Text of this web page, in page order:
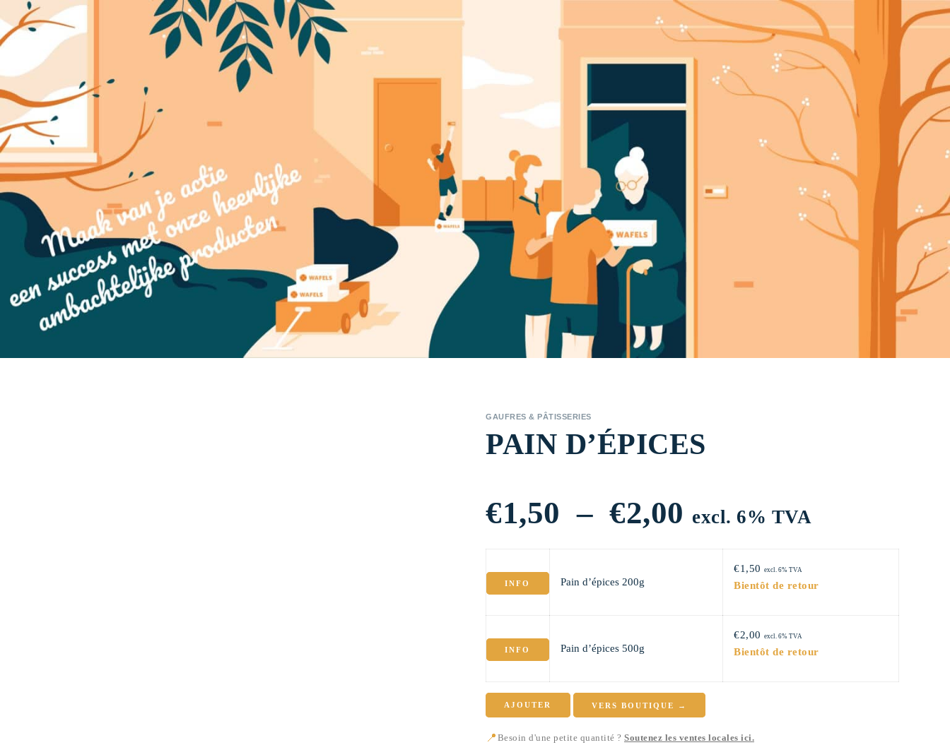
GAUFRES & PÂTISSERIES
PAIN D’ÉPICES
€1,50 – €2,00 Plage
prix :
€1,50
à
excl. 6% TVA
INFO Pain d’épices 200g
€1,50 excl. 6% TVA
Bientôt de retour
INFO Pain d’épices 500g
€2,00 excl. 6% TVA
Bientôt de retour
AJOUTER VERS BOUTIQUE →
📍 Besoin d'une petite quantité ? Soutenez les ventes locales ici.